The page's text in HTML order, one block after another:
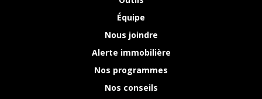
Équipe
Nous joindre
Alerte immobilière
Nos programmes
Nos conseils